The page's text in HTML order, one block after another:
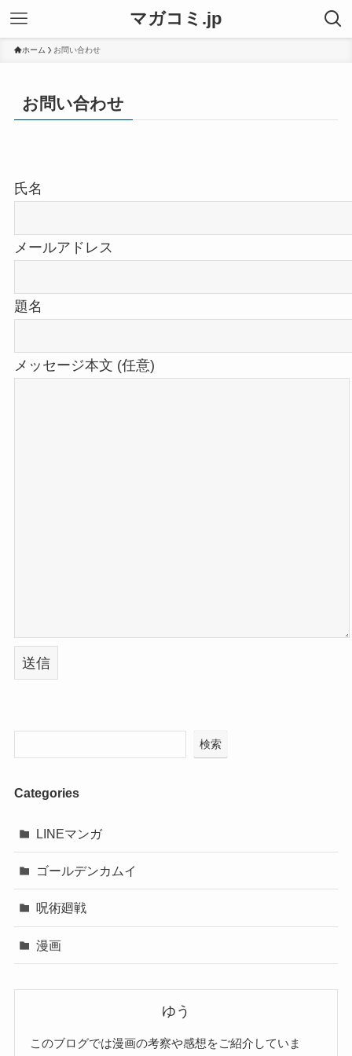
マガコミ.jp
ホーム お問い合わせ
お問い合わせ
氏名
メールアドレス
題名
メッセージ本文 (任意)
検索
Categories
LINEマンガ
ゴールデンカムイ
呪術廻戦
漫画
ゆう
このブログでは漫画の考察や感想をご紹介していま